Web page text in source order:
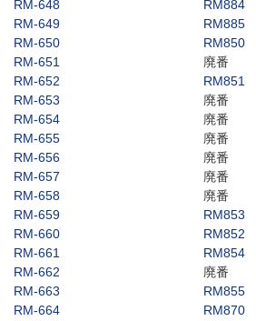
RM-648
RM884
RM-649
RM885
RM-650
RM850
RM-651
廃番
RM-652
RM851
RM-653
廃番
RM-654
廃番
RM-655
廃番
RM-656
廃番
RM-657
廃番
RM-658
廃番
RM-659
RM853
RM-660
RM852
RM-661
RM854
RM-662
廃番
RM-663
RM855
RM-664
RM870